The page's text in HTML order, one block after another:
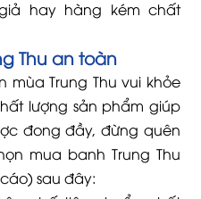
hay hàng kém chất
Thu an toàn
mùa Trung Thu vui khỏe
lượng sản phẩm giúp
đong đầy, đừng quên
mua banh Trung Thu
sau đây: